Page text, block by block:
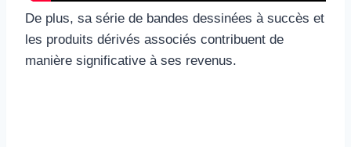
De plus, sa série de bandes dessinées à succès et
les produits dérivés associés contribuent de
manière significative à ses revenus.